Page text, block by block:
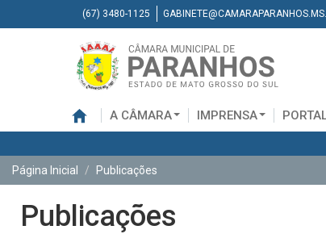
(67) 3480-1125
A CÂMARA IMPRENSA
Página Inicial Publicações
Publicações